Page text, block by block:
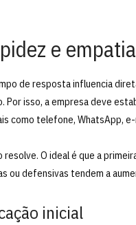
e empatia
de resposta influencia
Por isso, a empresa deve
como telefone, WhatsApp,
O ideal é que a
ou defensivas tendem a
inicial